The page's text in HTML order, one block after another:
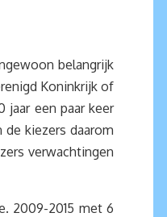
belangrijk
Koninkrijk of
jaar een paar keer
kiezers daarom
verwachtingen
2009-2015 met 6